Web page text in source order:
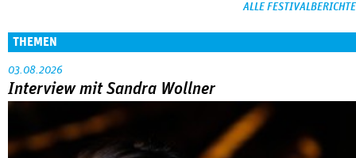
ALLE FESTIVALBERICHTE
THEMEN
03.08.2026
Interview mit Sandra Wollner